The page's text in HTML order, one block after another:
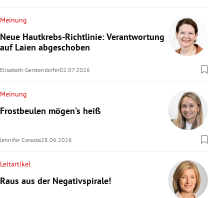
Meinung
Neue Hautkrebs-Richtlinie: Verantwortung
auf Laien abgeschoben
Elisabeth Gerstendorfer02.07.2026
Meinung
Frostbeulen mögen’s heiß
Jennifer Corazza28.06.2026
Leitartikel
Raus aus der Negativspirale!